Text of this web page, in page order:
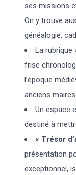
ses missions
On y trouve
généalogie,
La rubrique
frise
l’époque
anciens maires.
Un espace
destiné à
« Trésor
présentation
exceptionnel,